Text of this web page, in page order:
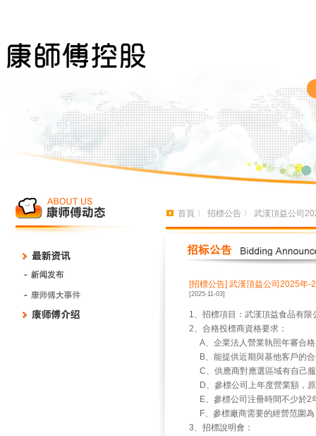
首頁 〉 招標公告 〉 武漢頂益公司
[招標公告] 武漢頂益公司2025年-
[2025-11-03]
1、招標項目：武漢頂益食品有
2、合格投標商資格要求：
A、企業法人營業執照年審合
B、能提供近期與基他客戶的
C、供應商對應選區域有自己
D、參標公司上年度營業額，
E、參標公司注冊時間不少於2
F、參標廠商需要的經營范圍
3、招標說明會：